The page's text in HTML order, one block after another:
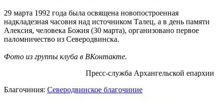
29 марта 1992 года была освящена новопостроенная
надкладезная часовня над источником Талец, а в день памяти
Алексия, человека Божия (30 марта), организовано первое
паломничество из Северодвинска.
Фото из группы клуба в ВКонтакте.
Пресс-служба Архангельской епархии
Благочиния: Северодвинское благочиние